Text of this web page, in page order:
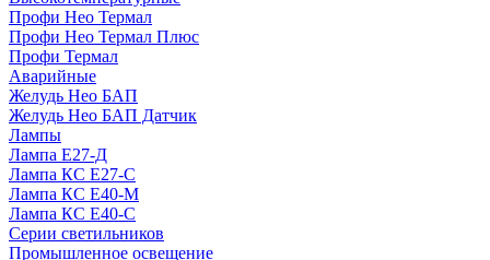
Профи Нео Термал
Профи Нео Термал Плюс
Профи Термал
Аварийные
Желудь Нео БАП
Желудь Нео БАП Датчик
Лампы
Лампа Е27-Д
Лампа КС Е27-С
Лампа КС Е40-М
Лампа КС Е40-С
Серии светильников
Промышленное освещение